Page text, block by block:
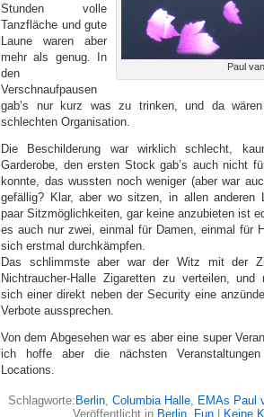
Paul
Stunden volle
Tanzfläche und gute
Laune waren aber
mehr als genug. In
den
Verschnaufpausen
gab’s nur kurz was zu trinken, und da
schlechten Organisation.
Die Beschilderung war wirklich schlecht,
Garderobe, den ersten Stock gab’s auch nicht
konnte, das wussten noch weniger (aber war
gefällig? Klar, aber wo sitzen, in allen anderen
paar Sitzmöglichkeiten, gar keine anzubieten ist
es auch nur zwei, einmal für Damen, einmal für
sich erstmal durchkämpfen.
Das schlimmste aber war der Witz mit der
Nichtraucher-Halle Zigaretten zu verteilen, und
sich einer direkt neben der Security eine
Verbote aussprechen.
Von dem Abgesehen war es aber eine super
ich hoffe aber die nächsten
Locations.
Schlagworte: Berlin, Columbia Halle, EMAs Paul
Veröffentlicht in Berlin Fun Keine